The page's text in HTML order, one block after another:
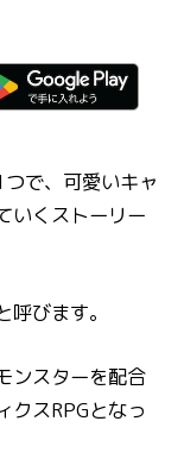
で、可愛いキャ
いくストーリー
びます。
ンスターを配合
クスRPGとなっ